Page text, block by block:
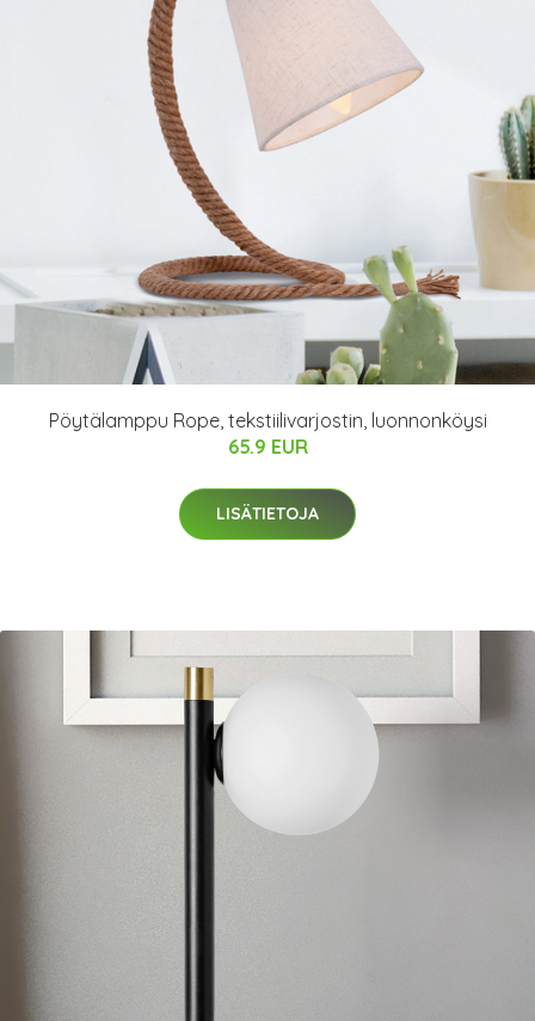
Pöytälamppu Rope, tekstiilivarjostin, luonnonköysi
65.9 EUR
LISÄTIETOJA